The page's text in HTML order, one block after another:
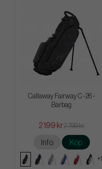
Callaway Fairway C -26 -
Bärbag
2 199 kr2 799 kr
Info Köp
+1